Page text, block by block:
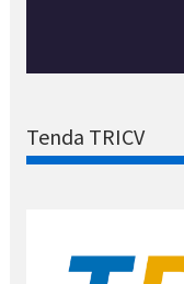
Tenda TRICV